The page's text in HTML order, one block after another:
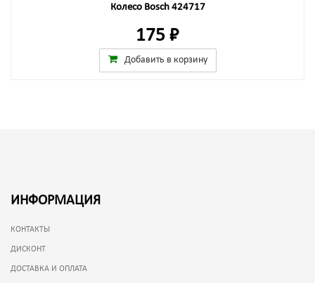
Колесо Bosch 424717
175 ₽
Добавить в корзину
ИНФОРМАЦИЯ
КОНТАКТЫ
ДИСКОНТ
ДОСТАВКА И ОПЛАТА